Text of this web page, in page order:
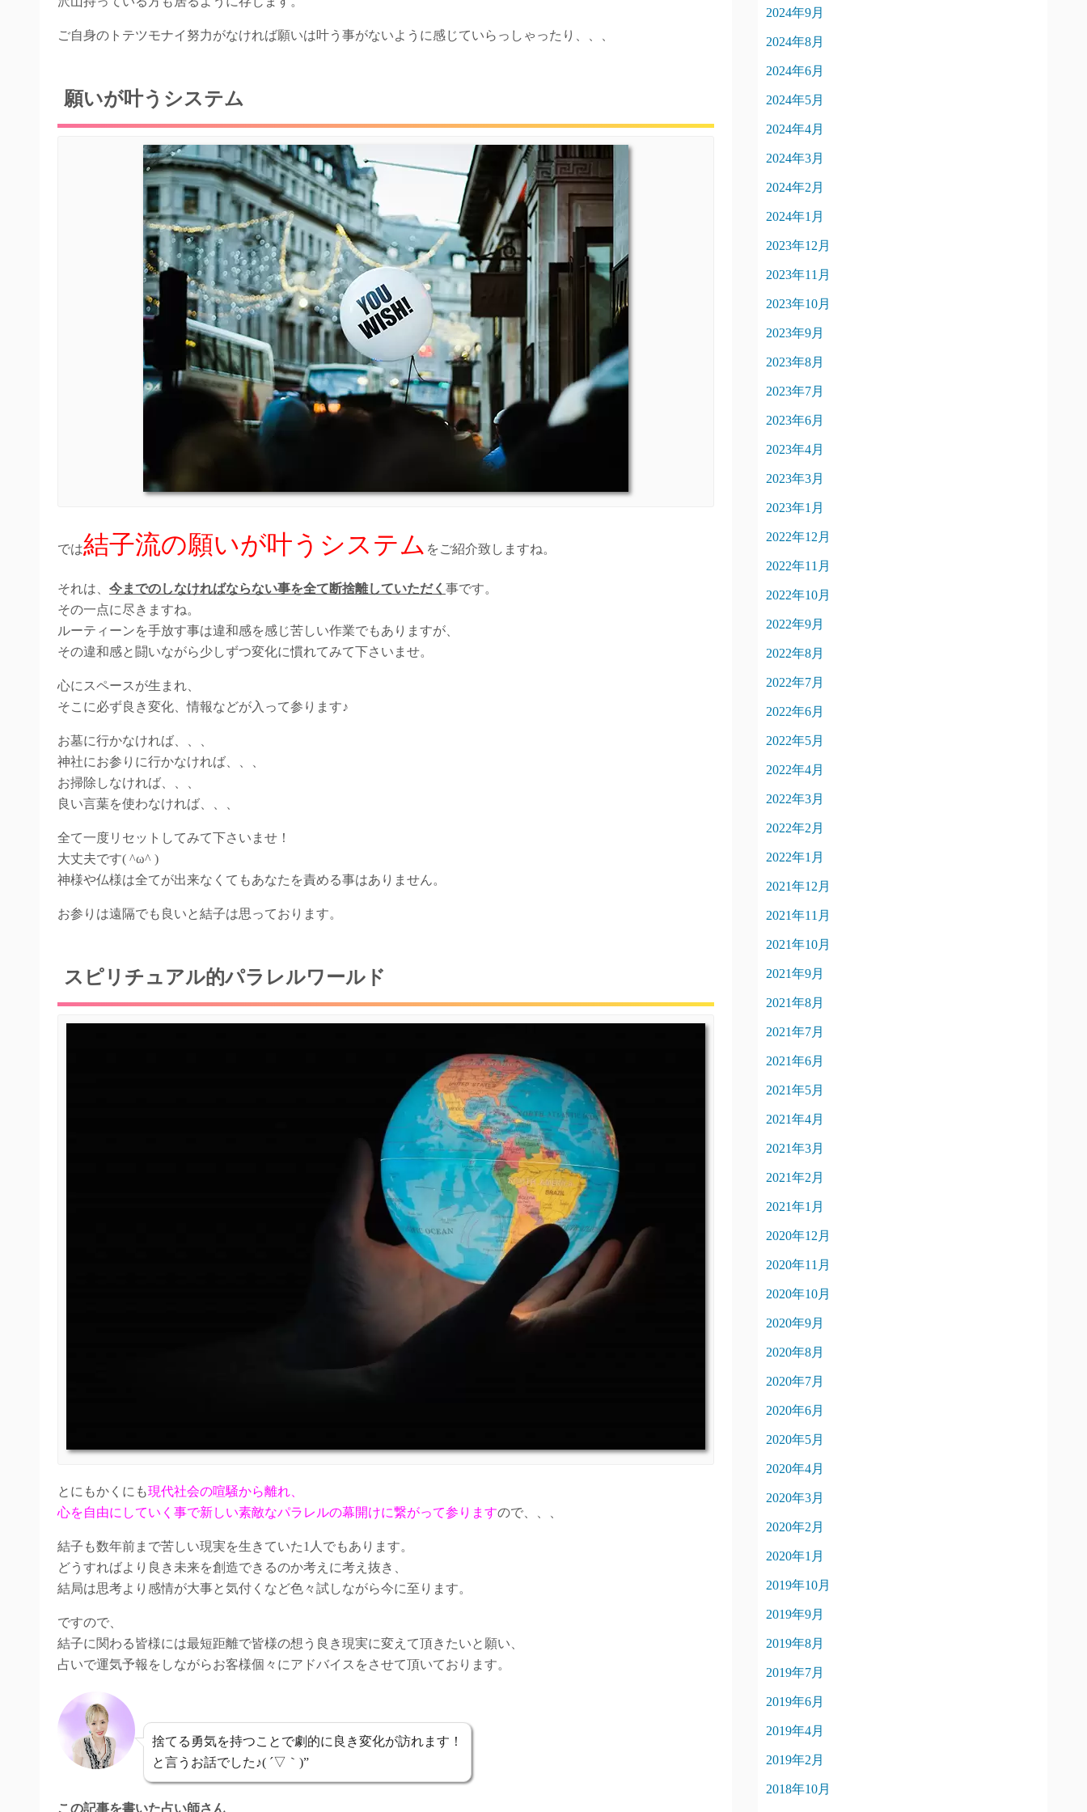
ご自身のトテツモナイ努力がなければ願いは叶う事がないように感じていらっしゃったり、、、
願いが叶うシステム
では結子流の願いが叶うシステム をご紹介致しますね。
それは、 今までのしなければならない事を全て断捨離していただく 事です。
その一点に尽きますね。
ルーティーンを手放す事は違和感を感じ苦しい作業でもありますが、
その違和感と闘いながら少しずつ変化に慣れてみて下さいませ。
心にスペースが生まれ、
そこに必ず良き変化、情報などが入って参ります♪
お墓に行かなければ、、、
神社にお参りに行かなければ、、、
お掃除しなければ、、、
良い言葉を使わなければ、、、
全て一度リセットしてみて下さいませ！
大丈夫です( ^ω^ )
神様や仏様は全てが出来なくてもあなたを責める事はありません。
お参りは遠隔でも良いと結子は思っております。
スピリチュアル的パラレルワールド
とにもかくにも現代社会の喧騒から離れ、
心を自由にしていく事で新しい素敵なパラレルの幕開けに繋がって参りますので、、、
結子も数年前まで苦しい現実を生きていた1人でもあります。
どうすればより良き未来を創造できるのか考えに考え抜き、
結局は思考より感情が大事と気付くなど色々試しながら今に至ります。
ですので、
結子に関わる皆様には最短距離で皆様の想う良き現実に変えて頂きたいと願い、
占いで運気予報をしながらお客様個々にアドバイスをさせて頂いております。
捨てる勇気を持つことで劇的に良き変化が訪れます！
と言うお話でした♪( ´▽｀)”
この記事を書いた占い師さん
2024年9月
2024年8月
2024年6月
2024年5月
2024年4月
2024年3月
2024年2月
2024年1月
2023年12月
2023年11月
2023年10月
2023年9月
2023年8月
2023年7月
2023年6月
2023年4月
2023年3月
2023年1月
2022年12月
2022年11月
2022年10月
2022年9月
2022年8月
2022年7月
2022年6月
2022年5月
2022年4月
2022年3月
2022年2月
2022年1月
2021年12月
2021年11月
2021年10月
2021年9月
2021年8月
2021年7月
2021年6月
2021年5月
2021年4月
2021年3月
2021年2月
2021年1月
2020年12月
2020年11月
2020年10月
2020年9月
2020年8月
2020年7月
2020年6月
2020年5月
2020年4月
2020年3月
2020年2月
2020年1月
2019年10月
2019年9月
2019年8月
2019年7月
2019年6月
2019年4月
2019年2月
2018年10月